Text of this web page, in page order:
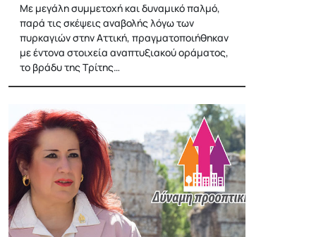
Με μεγάλη συμμετοχή και δυναμικό παλμό,
παρά τις σκέψεις αναβολής λόγω των
πυρκαγιών στην Αττική, πραγματοποιήθηκαν
με έντονα στοιχεία αναπτυξιακού οράματος,
το βράδυ της Τρίτης…